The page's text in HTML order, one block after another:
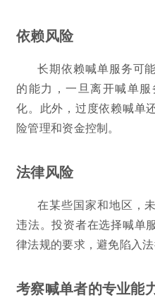
依赖风险
长期依赖喊单服务可
的能力，一旦离开喊单
化。此外，过度依赖喊单
险管理和资金控制。
法律风险
在某些国家和地区，
违法。投资者在选择喊单
律法规的要求，避免陷入法
考察喊单者的专业能